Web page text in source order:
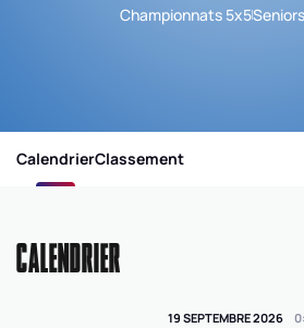
Championnats 5x5Seniors
CalendrierClassement
CALENDRIER
19 SEPTEMBRE 2026 0: